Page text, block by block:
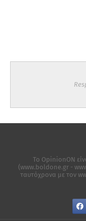
Το OpinionON
(www.boldone.gr -
ταυτόχρονα με τον